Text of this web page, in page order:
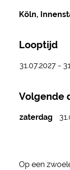
Köln,
Looptijd
31.07.2027 -
Volgende
zaterdag
Op een